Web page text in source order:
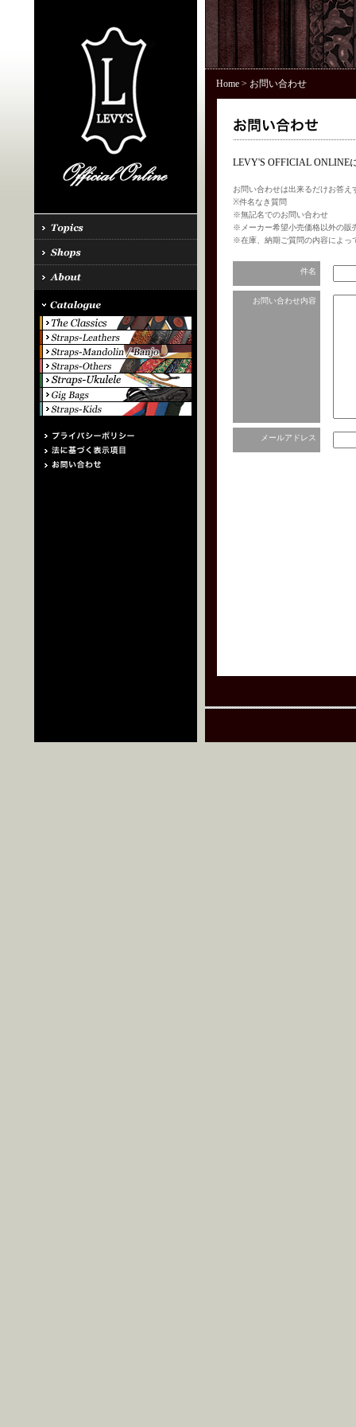
Home> お問い合わせ
LEVY'S OFFICIAL ONLINE
お問い合わせは出来るだけお答
※件名なき質問
※無記名でのお問い合わせ
※メーカー希望小売価格以外の販
※在庫、納期ご質問の内容によっ
件名
お問い合わせ内容
メールアドレス